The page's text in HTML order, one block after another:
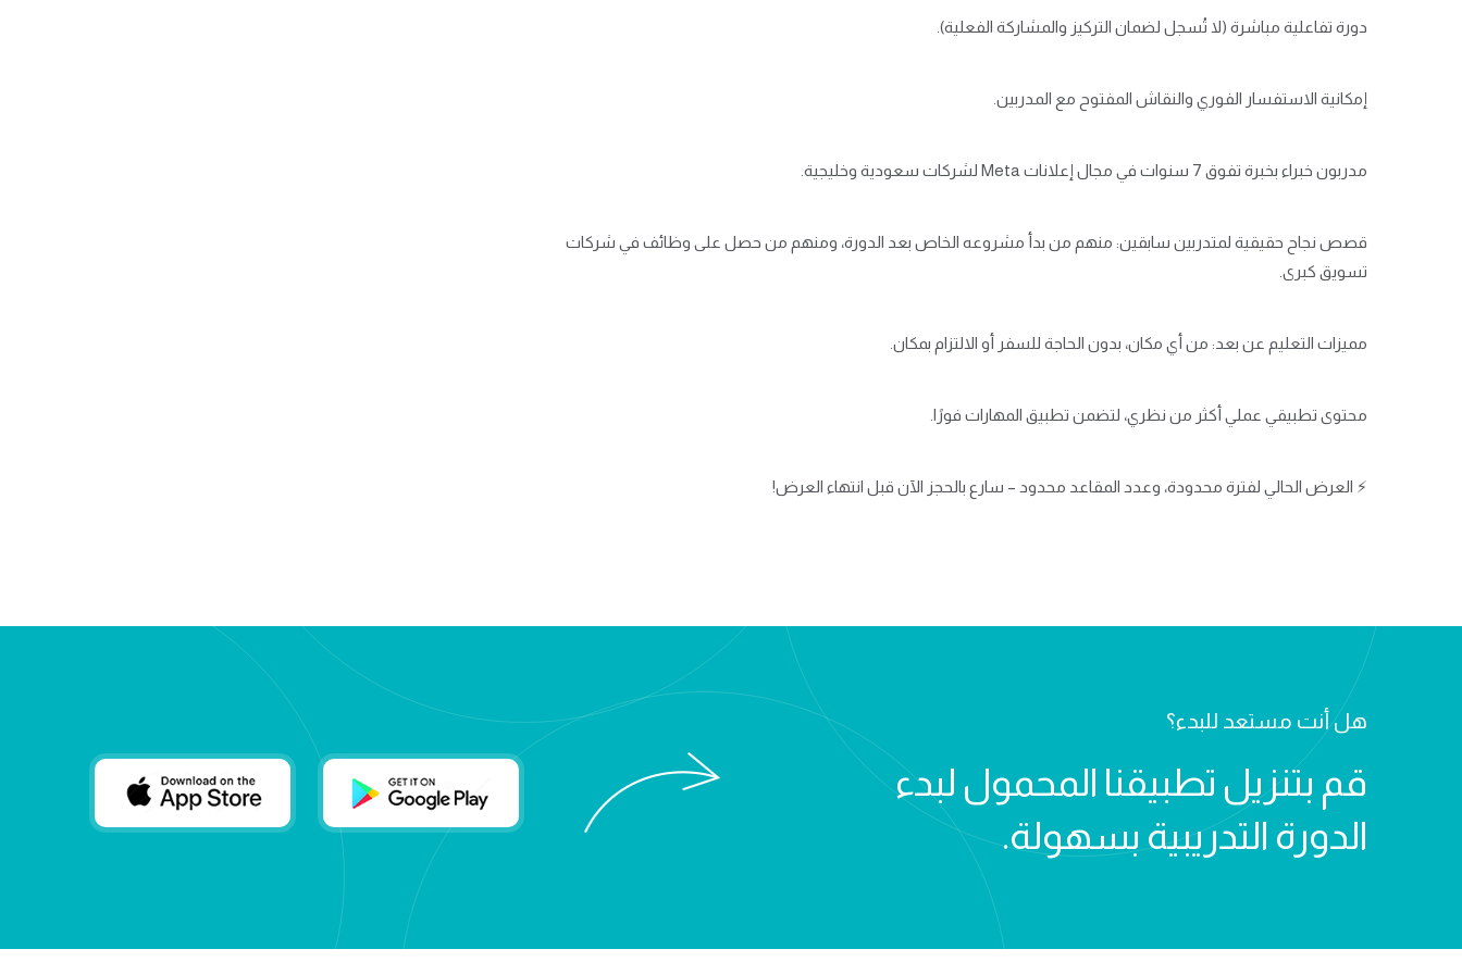
دورة تفاعلية مباشرة (لا تُسجل لضمان التركيز والمشاركة الفعلية).
إمكانية الاستفسار الفوري والنقاش المفتوح مع المدربين.
مدربون خبراء بخبرة تفوق 7 سنوات في مجال إعلانات Meta لشركات سعودية وخليجية.
قصص نجاح حقيقية لمتدربين سابقين: منهم من بدأ مشروعه الخاص بعد الدورة، ومنهم من حصل على وظائف في شركات
تسويق كبرى.
مميزات التعليم عن بعد: من أي مكان، بدون الحاجة للسفر أو الالتزام بمكان.
محتوى تطبيقي عملي أكثر من نظري، لتضمن تطبيق المهارات فورًا.
⚡ العرض الحالي لفترة محدودة، وعدد المقاعد محدود – سارع بالحجز الآن قبل انتهاء العرض!
هل أنت مستعد للبدء؟
قم بتنزيل تطبيقنا المحمول لبدء
الدورة التدريبية بسهولة.